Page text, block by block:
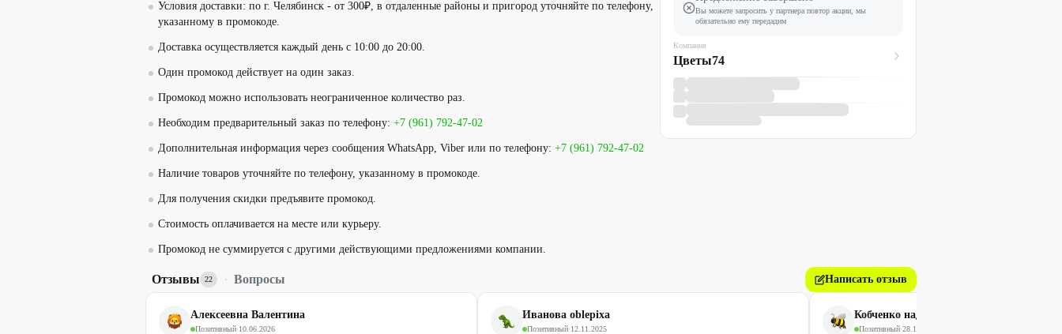
Условия доставки: по г. Челябинск - от 300₽, в отдаленные районы и пригород уточняйте по телефону,
указанному в промокоде.
Доставка осуществляется каждый день с 10:00 до 20:00.
Один промокод действует на один заказ.
Промокод можно использовать неограниченное количество раз.
Необходим предварительный заказ по телефону: +7 (961) 792-47-02
Дополнительная информация через сообщения WhatsApp, Viber или по телефону: +7 (961) 792-47-02
Наличие товаров уточняйте по телефону, указанному в промокоде.
Для получения скидки предъявите промокод.
Стоимость оплачивается на месте или курьеру.
Промокод не суммируется с другими действующими предложениями компании.
Вы можете запросить у партнера повтор акции, мы
обязательно ему передадим
Компания
Цветы74
Отзывы 22 · Вопросы Написать отзыв
Алексеевна Валентина
Позитивный·10.06.2026
Иванова oblepixa
Позитивный·12.11.2025
Кобченко надежда
Позитивный·28.10.2025